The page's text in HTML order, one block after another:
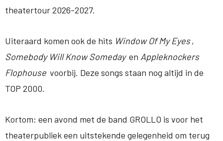
theatertour 2026-2027.
Uiteraard komen ook de hits Window Of My Eyes,
Somebody Will Know Someday en Appleknockers
Flophouse voorbij. Deze songs staan nog altijd in de
TOP 2000.
Kortom: een avond met de band GROLLO is voor het
theaterpubliek een uitstekende gelegenheid om terug